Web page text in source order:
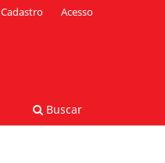
Buscar
Cadastro Acesso